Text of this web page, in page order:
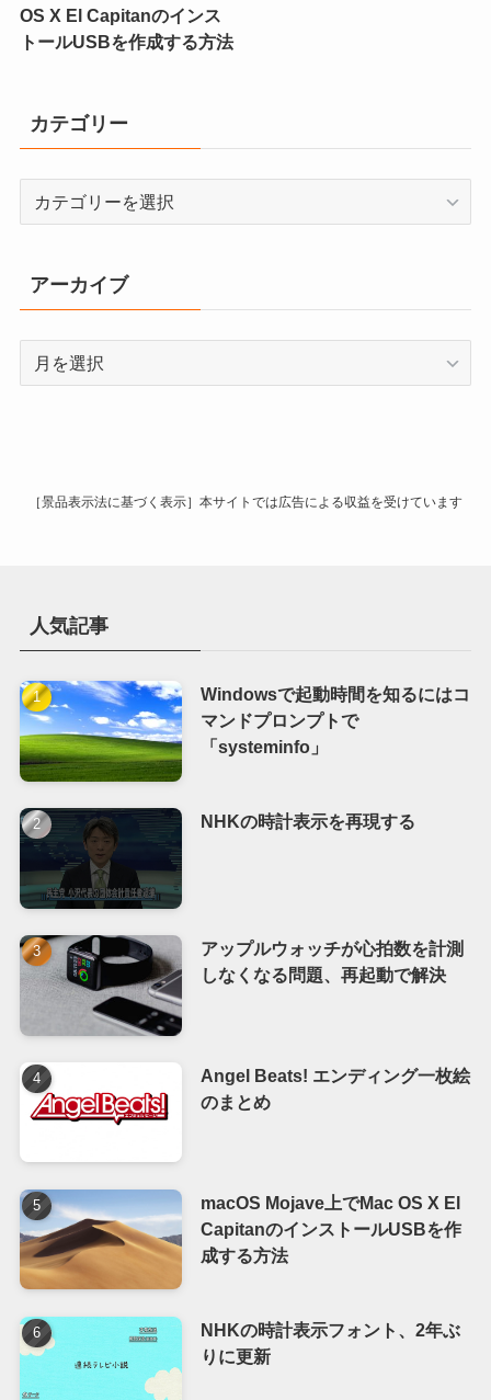
OS X El Capitanのインス
トールUSBを作成する方法
カテゴリー
リ
ー
アーカイブ
［景品表示法に基づく表示］本サイトでは広告による収益を受けています
人気記事
Windowsで起動時間を知るにはコ
マンドプロンプトで
「systeminfo」
NHKの時計表示を再現する
アップルウォッチが心拍数を計測
しなくなる問題、再起動で解決
Angel Beats! エンディング一枚絵
のまとめ
macOS Mojave上でMac OS X El
CapitanのインストールUSBを作
成する方法
NHKの時計表示フォント、2年ぶ
りに更新